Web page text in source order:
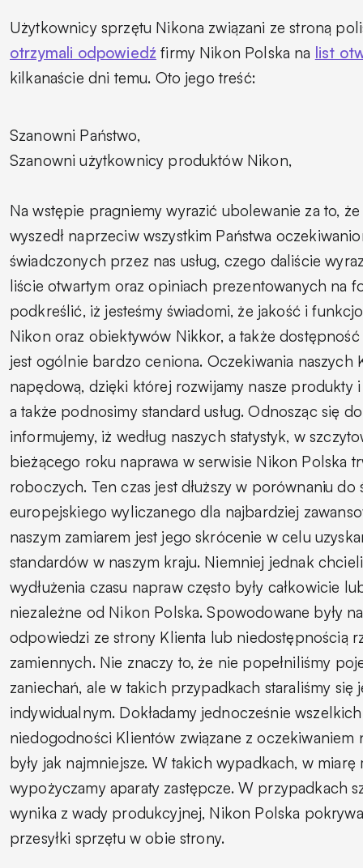
Użytkownicy sprzętu Nikona związani ze stroną
otrzymali odpowiedź firmy Nikon Polska na list
kilkanaście dni temu. Oto jego treść:
Szanowni Państwo,
Szanowni użytkownicy produktów Nikon,
Na wstępie pragniemy wyrazić ubolewanie za to,
wyszedł naprzeciw wszystkim Państwa
świadczonych przez nas usług, czego daliście
liście otwartym oraz opiniach prezentowanych na
podkreślić, iż jesteśmy świadomi, że jakość i
Nikon oraz obiektywów Nikkor, a także
jest ogólnie bardzo ceniona. Oczekiwania naszych
napędową, dzięki której rozwijamy nasze produkty
a także podnosimy standard usług. Odnosząc się
informujemy, iż według naszych statystyk, w
bieżącego roku naprawa w serwisie Nikon Polska
roboczych. Ten czas jest dłuższy w porównaniu
europejskiego wyliczanego dla najbardziej
naszym zamiarem jest jego skrócenie w celu
standardów w naszym kraju. Niemniej jednak
wydłużenia czasu napraw często były całkowicie
niezależne od Nikon Polska. Spowodowane były
odpowiedzi ze strony Klienta lub niedostępnością
zamiennych. Nie znaczy to, że nie popełniliśmy
zaniechań, ale w takich przypadkach staraliśmy się
indywidualnym. Dokładamy jednocześnie
niedogodności Klientów związane z oczekiwaniem
były jak najmniejsze. W takich wypadkach, w miarę
wypożyczamy aparaty zastępcze. W przypadkach
wynika z wady produkcyjnej, Nikon Polska
przesyłki sprzętu w obie strony.